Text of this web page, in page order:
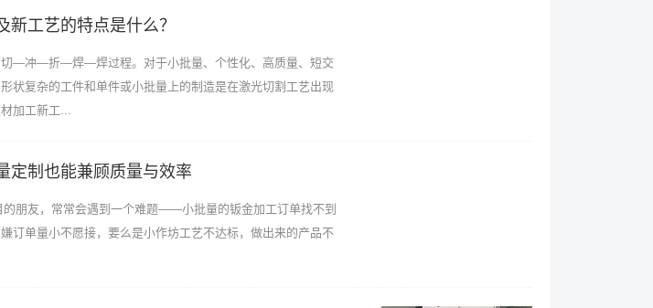
新工艺的特点是什么？
切—冲—折—焊—焊过程。对于小批量、个性化、高质量、短交
状复杂的工件和单件或小批量上的制造是在激光切割工艺出现
加工新工...
定制也能兼顾质量与效率
朋友，常常会遇到一个难题——小批量的钣金加工订单找不到
订单量小不愿接，要么是小作坊工艺不达标，做出来的产品不